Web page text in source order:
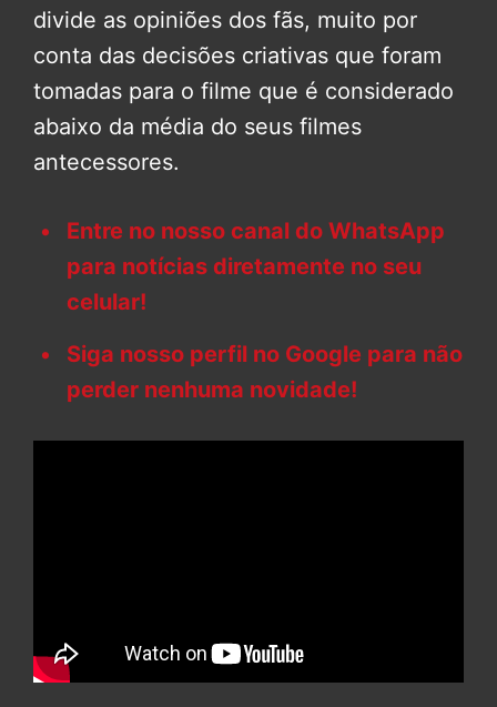
divide as opiniões dos fãs, muito por
conta das decisões criativas que foram
tomadas para o filme que é considerado
abaixo da média do seus filmes
antecessores.
Entre no nosso canal do WhatsApp
para notícias diretamente no seu
celular!
Siga nosso perfil no Google para não
perder nenhuma novidade!